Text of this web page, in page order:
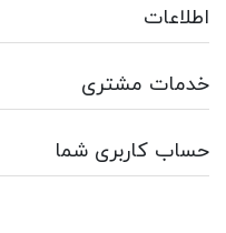
اطلاعات
خدمات مشتری
حساب کاربری شما